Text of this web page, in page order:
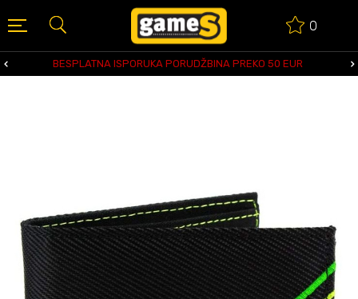
0
BESPLATNA ISPORUKA PORUDŽBINA PREKO 50 EUR